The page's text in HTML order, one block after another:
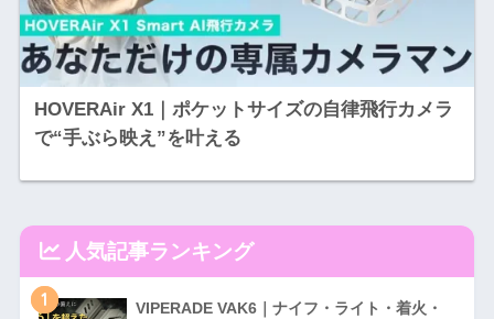
HOVERAir X1｜ポケットサイズの自律飛行カメラ
で“手ぶら映え”を叶える
人気記事ランキング
1
VIPERADE VAK6｜ナイフ・ライト・着火・